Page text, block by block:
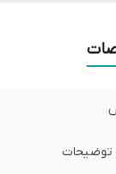
توضیحات